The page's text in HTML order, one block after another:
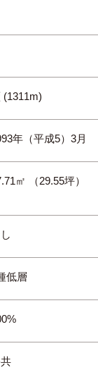
(1311m)
年（平成5）3月
㎡ （29.55坪）
低層